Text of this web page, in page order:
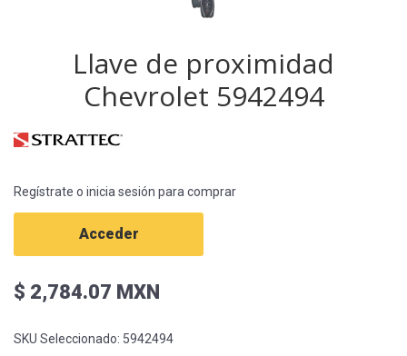
Llave de proximidad
Chevrolet 5942494
Regístrate o inicia sesión para comprar
Acceder
$ 2,784.07 MXN
SKU Seleccionado: 5942494